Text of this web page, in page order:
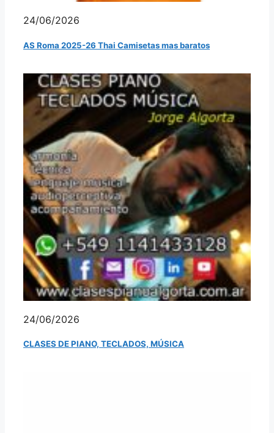
24/06/2026
AS Roma 2025-26 Thai Camisetas mas baratos
24/06/2026
CLASES DE PIANO, TECLADOS, MÚSICA